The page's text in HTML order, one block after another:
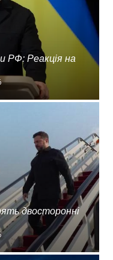
РФ: Реакція на
двосторонні